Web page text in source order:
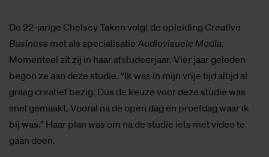
De 22-jarige Chelsey Taken volgt de opleiding Creative
Business met als specialisatie Audiovisuele Media.
Momenteel zit zij in haar afstudeerjaar. Vier jaar geleden
begon ze aan deze studie. “Ik was in mijn vrije tijd altijd al
graag creatief bezig. Dus de keuze voor deze studie was
snel gemaakt. Vooral na de open dag en proefdag waar ik
bij was.” Haar plan was om na de studie iets met video te
gaan doen.